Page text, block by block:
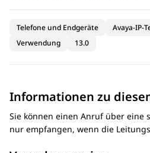
Telefone und Endgeräte
Avaya-IP-
Verwendung
13.0
Informationen zu
Sie können einen Anruf über eine
nur empfangen, wenn die